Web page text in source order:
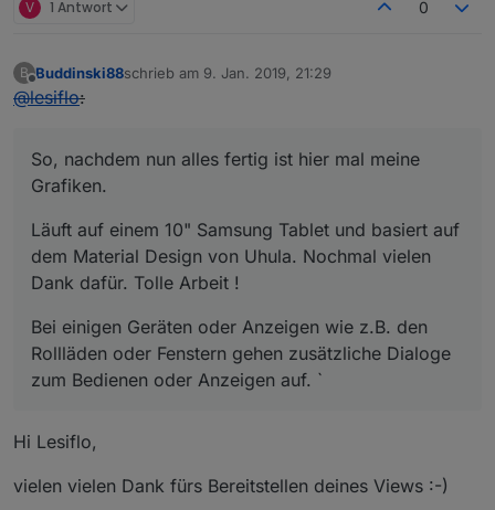
V 1 Antwort 0
B
Offline
Buddinski88schrieb am 9. Jan. 2019, 21:29
zuletzt editiert von
@lesiflo:
So, nachdem nun alles fertig ist hier mal meine
Grafiken.
Läuft auf einem 10" Samsung Tablet und basiert auf
dem Material Design von Uhula. Nochmal vielen
Dank dafür. Tolle Arbeit !
Bei einigen Geräten oder Anzeigen wie z.B. den
Rollläden oder Fenstern gehen zusätzliche Dialoge
zum Bedienen oder Anzeigen auf. `
Hi Lesiflo,
vielen vielen Dank fürs Bereitstellen deines Views :-)